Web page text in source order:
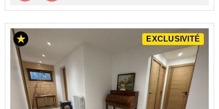
EXCLUSIVITÉ